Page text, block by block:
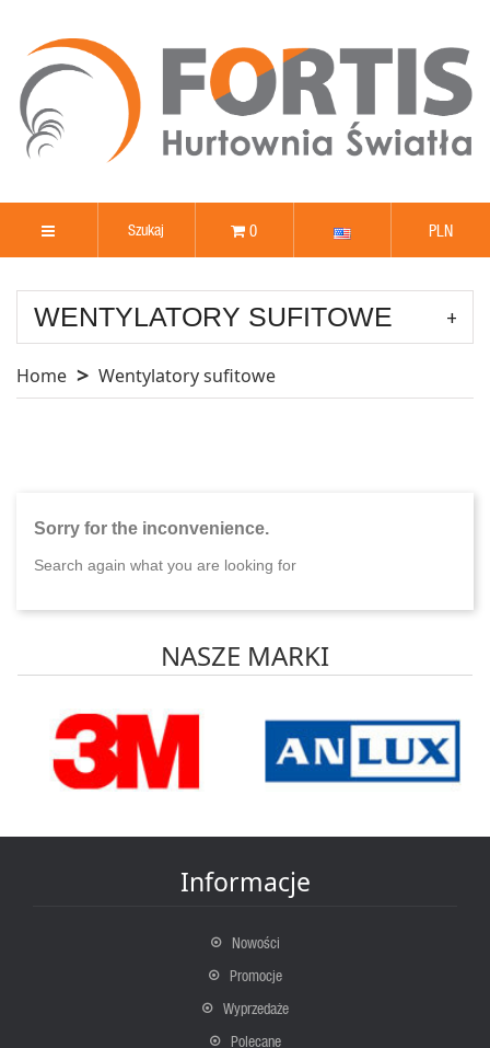
0 PLN
WENTYLATORY SUFITOWE
Home Wentylatory sufitowe
Sorry for the inconvenience.
Search again what you are looking for
NASZE MARKI
Informacje
Nowości
Promocje
Wyprzedaże
Polecane